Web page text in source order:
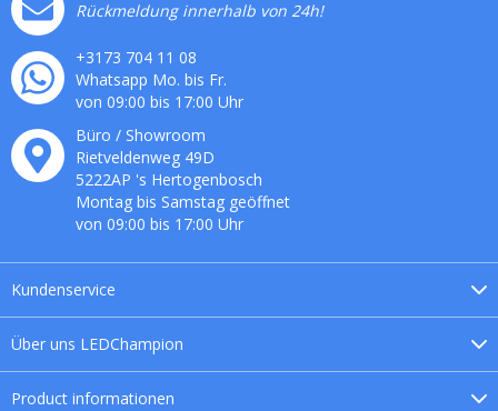
Über uns LEDChampion
Product informationen
Kundenservice
Rückmeldung innerhalb von 24h!
+3173 704 11 08
Whatsapp Mo. bis Fr.
von 09:00 bis 17:00 Uhr
Büro / Showroom
Rietveldenweg 49D
5222AP 's Hertogenbosch
Montag bis Samstag geöffnet
von 09:00 bis 17:00 Uhr